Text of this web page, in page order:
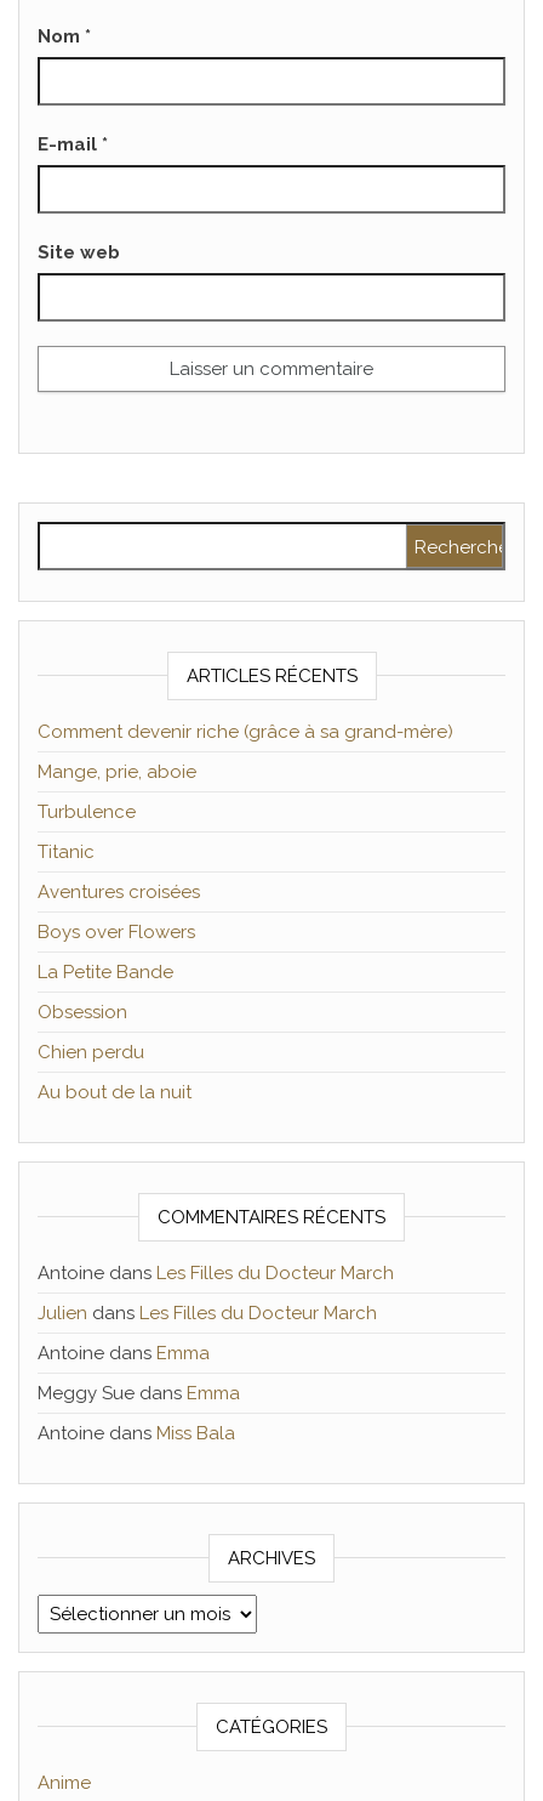
Nom *
E-mail *
Site web
ARTICLES RÉCENTS
Comment devenir riche (grâce à sa grand-mère)
Mange, prie, aboie
Turbulence
Titanic
Aventures croisées
Boys over Flowers
La Petite Bande
Obsession
Chien perdu
Au bout de la nuit
COMMENTAIRES RÉCENTS
Antoine dans Les Filles du Docteur March
Julien dans Les Filles du Docteur March
Antoine dans Emma
Meggy Sue dans Emma
Antoine dans Miss Bala
ARCHIVES
Archives
CATÉGORIES
Anime